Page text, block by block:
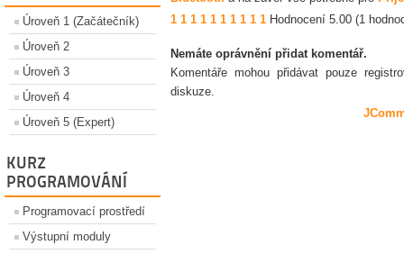
Úroveň 1 (Začátečník)
Úroveň 2
Úroveň 3
Úroveň 4
Úroveň 5 (Expert)
KURZ
PROGRAMOVÁNÍ
Programovací prostředí
Výstupní moduly
1 1 1 1 1 1 1 1 1 1 Hodnocení 5.00 (1
Nemáte oprávnění přidat komentář.
Komentáře mohou přidávat pouze
diskuze.